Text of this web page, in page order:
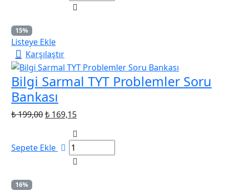
15%
Listeye Ekle
Karşılaştır
Bilgi Sarmal TYT Problemler Soru
Bankası
₺199,00Orijinal
₺ 199,00.
₺ 169,15Şu
fiyat:
Sepete Ekle
16%